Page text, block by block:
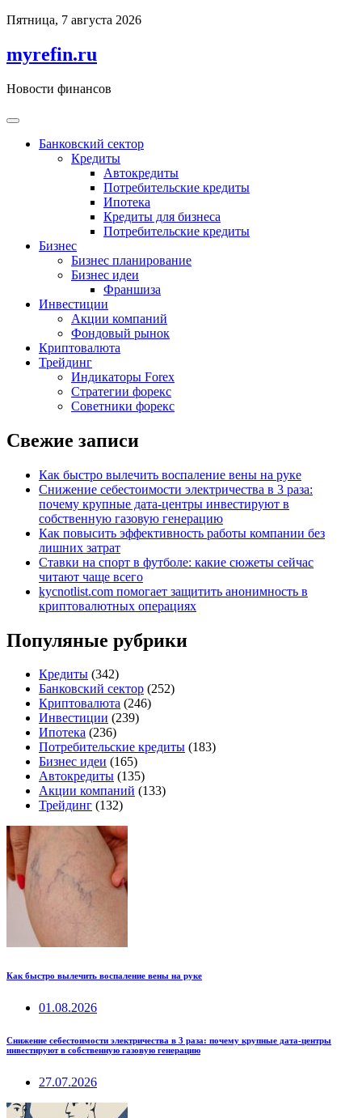
Перейти
содержимому
Пятница, 7 августа 2026
myrefin.ru
Новости финансов
Банковский сектор
Кредиты
Автокредиты
Потребительские кредиты
Ипотека
Кредиты для бизнеса
Потребительские кредиты
Бизнес
Бизнес планирование
Бизнес идеи
Франшиза
Инвестиции
Акции компаний
Фондовый рынок
Криптовалюта
Трейдинг
Индикаторы Forex
Стратегии форекс
Советники форекс
Свежие записи
Как быстро вылечить воспаление вены на руке
Снижение себестоимости электричества в 3 раза:
почему крупные дата-центры инвестируют в
собственную газовую генерацию
Как повысить эффективность работы компании без
лишних затрат
Ставки на спорт в футболе: какие сюжеты сейчас
читают чаще всего
kycnotlist.com помогает защитить анонимность в
криптовалютных операциях
Популяные рубрики
Кредиты (342)
Банковский сектор (252)
Криптовалюта (246)
Инвестиции (239)
Ипотека (236)
Потребительские кредиты (183)
Бизнес идеи (165)
Автокредиты (135)
Акции компаний (133)
Трейдинг (132)
Как быстро вылечить воспаление вены на руке
01.08.2026
Снижение себестоимости электричества в 3 раза: почему крупные дата-центры
инвестируют в собственную газовую генерацию
27.07.2026